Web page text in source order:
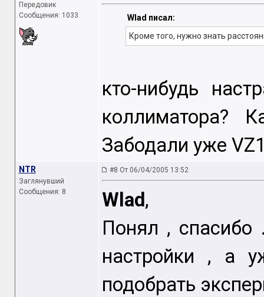
Передовик
Сообщения: 1033
Wlad писал:
Кроме того, нужно знать
кто-нибудь
коллиматора?
Забодали уже
NTR
Заглянувший
Сообщения: 8
#8 От 06/04/2005 13:52
Wlad,
Понял ,
настройки , а
подобрать